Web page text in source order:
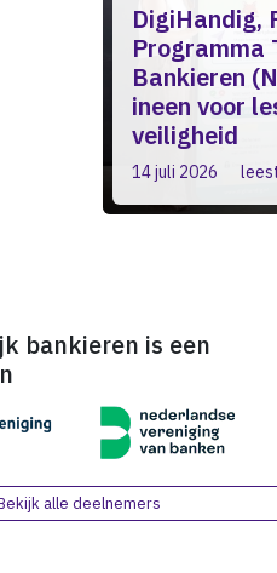
DigiHandig,
Programma
Bankieren
ineen voor
veiligheid
14 juli 2026
bankieren is een
alle deelnemers